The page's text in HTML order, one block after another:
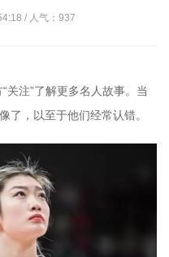
/ 人气：937
关注”了解更多名人故事。当
了，以至于他们经常认错。